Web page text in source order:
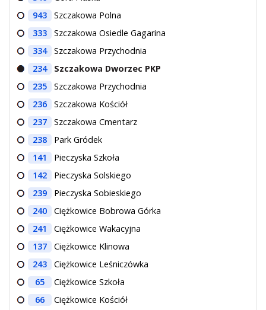
943
Szczakowa Polna
333
Szczakowa Osiedle Gagarina
334
Szczakowa Przychodnia
234
Szczakowa Dworzec PKP
235
Szczakowa Przychodnia
236
Szczakowa Kościół
237
Szczakowa Cmentarz
238
Park Gródek
141
Pieczyska Szkoła
142
Pieczyska Solskiego
239
Pieczyska Sobieskiego
240
Ciężkowice Bobrowa Górka
241
Ciężkowice Wakacyjna
137
Ciężkowice Klinowa
243
Ciężkowice Leśniczówka
65
Ciężkowice Szkoła
66
Ciężkowice Kościół